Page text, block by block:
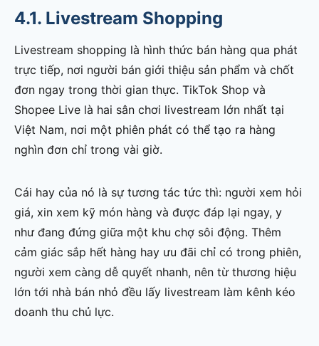
4.1. Livestream Shopping
Livestream shopping là hình thức bán hàng qua phát
trực tiếp, nơi người bán giới thiệu sản phẩm và chốt
đơn ngay trong thời gian thực. TikTok Shop và
Shopee Live là hai sân chơi livestream lớn nhất tại
Việt Nam, nơi một phiên phát có thể tạo ra hàng
nghìn đơn chỉ trong vài giờ.
Cái hay của nó là sự tương tác tức thì: người xem hỏi
giá, xin xem kỹ món hàng và được đáp lại ngay, y
như đang đứng giữa một khu chợ sôi động. Thêm
cảm giác sắp hết hàng hay ưu đãi chỉ có trong phiên,
người xem càng dễ quyết nhanh, nên từ thương hiệu
lớn tới nhà bán nhỏ đều lấy livestream làm kênh kéo
doanh thu chủ lực.